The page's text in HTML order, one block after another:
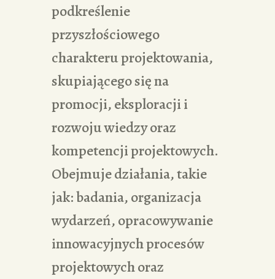
podkreślenie
przyszłościowego
charakteru projektowania,
skupiającego się na
promocji, eksploracji i
rozwoju wiedzy oraz
kompetencji projektowych.
Obejmuje działania, takie
jak: badania, organizacja
wydarzeń, opracowywanie
innowacyjnych procesów
projektowych oraz